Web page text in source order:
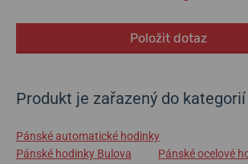
Položit dotaz
Produkt je zařazený do kategorií
Pánské automatické hodinky
Pánské hodinky Bulova
Pánské ocelové